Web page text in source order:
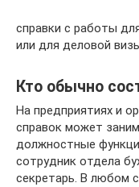
справки с работы
или для деловой
Кто обычно
На предприятиях и
справок может
должностные
сотрудник отдела
секретарь. В любом